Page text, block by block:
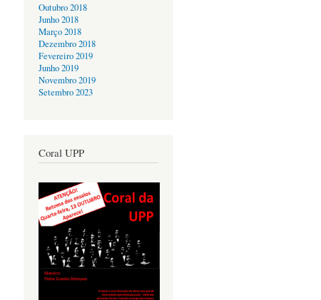
Outubro 2018
Junho 2018
Março 2018
Dezembro 2018
Fevereiro 2019
Junho 2019
Novembro 2019
Setembro 2023
Coral UPP